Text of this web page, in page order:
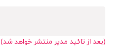
(بعد از تائید مدیر منتشر خواهد شد)